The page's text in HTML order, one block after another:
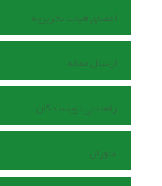
اعضای هیات تحریریه
ارسال مقاله
راهنمای نویسندگان
داوران